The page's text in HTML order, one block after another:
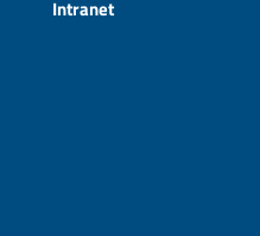
Intranet